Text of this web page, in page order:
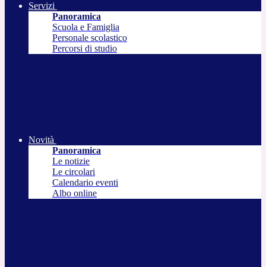
Servizi
Panoramica
Scuola e Famiglia
Personale scolastico
Percorsi di studio
Novità
Panoramica
Le notizie
Le circolari
Calendario eventi
Albo online